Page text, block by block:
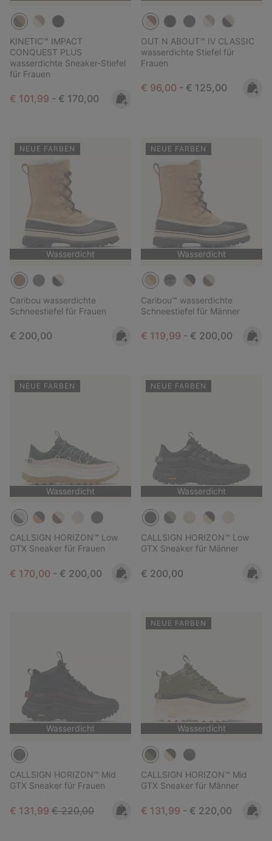
KINETIC™ IMPACT
CONQUEST PLUS
wasserdichte Sneaker-Stiefel
für Frauen
Minimum sale price:
€ 101,99 - Maximum price:
€ 170,00
OUT N ABOUT™ IV CLASSIC
wasserdichte Stiefel für
Frauen
Minimum sale price:
€ 96,00 - Maximum price:
€ 125,00
NEUE FARBEN
Wasserdicht
Caribou wasserdichte
Schneestiefel für Frauen
Regular price:
€ 200,00
NEUE FARBEN
Wasserdicht
Caribou™ wasserdichte
Schneestiefel für Männer
Minimum sale price:
€ 119,99 - Maximum price:
€ 200,00
NEUE FARBEN
Wasserdicht
CALLSIGN HORIZON™ Low
GTX Sneaker für Frauen
Minimum sale price:
€ 170,00 - Maximum price:
€ 200,00
NEUE FARBEN
Wasserdicht
CALLSIGN HORIZON™ Low
GTX Sneaker für Männer
Regular price:
€ 200,00
Wasserdicht
CALLSIGN HORIZON™ Mid
GTX Sneaker für Frauen
Sale price:
€ 131,99 Regular price:
€ 220,00
NEUE FARBEN
Wasserdicht
CALLSIGN HORIZON™ Mid
GTX Sneaker für Männer
Minimum sale price:
€ 131,99 - Maximum price:
€ 220,00